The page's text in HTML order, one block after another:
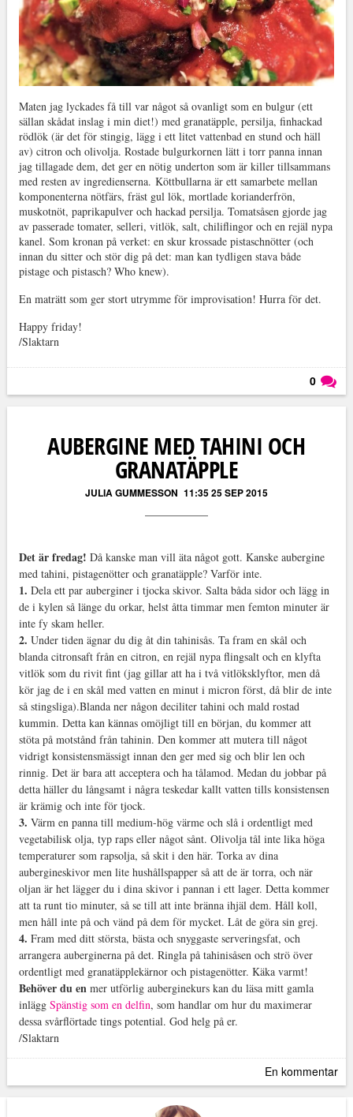
Maten jag lyckades få till var något så ovanligt som en bulgur (ett
sällan skådat inslag i min diet!) med granatäpple, persilja, finhackad
rödlök (är det för stingig, lägg i ett litet vattenbad en stund och häll
av) citron och olivolja. Rostade bulgurkornen lätt i torr panna innan
jag tillagade dem, det ger en nötig underton som är killer tillsammans
med resten av ingredienserna. Köttbullarna är ett samarbete mellan
komponenterna nötfärs, fräst gul lök, mortlade korianderfrön,
muskotnöt, paprikapulver och hackad persilja. Tomatsåsen gjorde jag
av passerade tomater, selleri, vitlök, salt, chiliflingor och en rejäl nypa
kanel. Som kronan på verket: en skur krossade pistaschnötter (och
innan du sitter och stör dig på det: man kan tydligen stava både
pistage och pistasch? Who knew).
En maträtt som ger stort utrymme för improvisation! Hurra för det.
Happy friday!
/Slaktarn
0
AUBERGINE MED TAHINI OCH
GRANATÄPPLE
JULIA GUMMESSON 11:35 25 SEP 2015
Det är fredag! Då kanske man vill äta något gott. Kanske aubergine
med tahini, pistagenötter och granatäpple? Varför inte.
1. Dela ett par auberginer i tjocka skivor. Salta båda sidor och lägg in
de i kylen så länge du orkar, helst åtta timmar men femton minuter är
inte fy skam heller.
2. Under tiden ägnar du dig åt din tahinisås. Ta fram en skål och
blanda citronsaft från en citron, en rejäl nypa flingsalt och en klyfta
vitlök som du rivit fint (jag gillar att ha i två vitlöksklyftor, men då
kör jag de i en skål med vatten en minut i micron först, då blir de inte
så stingsliga).Blanda ner någon deciliter tahini och mald rostad
kummin. Detta kan kännas omöjligt till en början, du kommer att
stöta på motstånd från tahinin. Den kommer att mutera till något
vidrigt konsistensmässigt innan den ger med sig och blir len och
rinnig. Det är bara att acceptera och ha tålamod. Medan du jobbar på
detta häller du långsamt i några teskedar kallt vatten tills konsistensen
är krämig och inte för tjock.
3. Värm en panna till medium-hög värme och slå i ordentligt med
vegetabilisk olja, typ raps eller något sånt. Olivolja tål inte lika höga
temperaturer som rapsolja, så skit i den här. Torka av dina
aubergineskivor men lite hushållspapper så att de är torra, och när
oljan är het lägger du i dina skivor i pannan i ett lager. Detta kommer
att ta runt tio minuter, så se till att inte bränna ihjäl dem. Håll koll,
men håll inte på och vänd på dem för mycket. Låt de göra sin grej.
4. Fram med ditt största, bästa och snyggaste serveringsfat, och
arrangera auberginerna på det. Ringla på tahinisåsen och strö över
ordentligt med granatäpplekärnor och pistagenötter. Käka varmt!
Behöver du enmer utförlig auberginekurs kan du läsa mitt gamla
inlägg Spänstig som en delfin, som handlar om hur du maximerar
dessa svårflörtade tings potential. God helg på er.
/Slaktarn
En kommentar